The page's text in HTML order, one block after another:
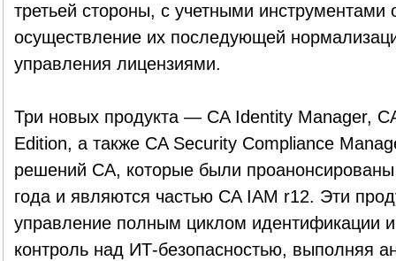
третьей стороны, с учетными инструментами
осуществление их последующей
управления лицензиями.
Три новых продукта — СA Identity Manager,
Edition, а также CA Security Compliance
решений CA, которые были
года и являются частью CA IAM r12. Эти
управление полным циклом идентификации
контроль над ИТ-безопасностью, выполняя